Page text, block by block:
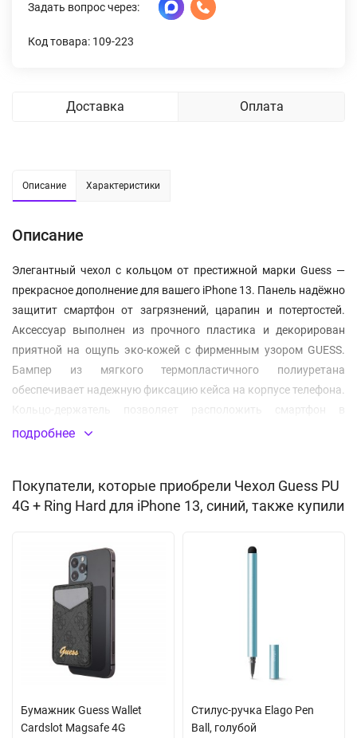
Задать вопрос через:
Код товара: 109-223
Доставка Оплата
Описание Характеристики
Описание
Элегантный чехол с кольцом от престижной марки Guess —
прекрасное дополнение для вашего iPhone 13. Панель надёжно
защитит смартфон от загрязнений, царапин и потертостей.
Аксессуар выполнен из прочного пластика и декорирован
приятной на ощупь эко-кожей с фирменным узором GUESS.
Бампер из мягкого термопластичного полиуретана
обеспечивает надежную фиксацию кейса на корпусе телефона.
Кольцо-держатель позволяет расположить смартфон в
удобном положении в руках, на столе или вертикальной
Тонкий и легкий
Наличие кольца-держателя
Материал: искусственная кожа
подробнее
Покупатели, которые приобрели Чехол Guess PU
4G + Ring Hard для iPhone 13, синий, также купили
Бумажник Guess Wallet
Cardslot Magsafe 4G
Стилус-ручка Elago Pen
Ball, голубой